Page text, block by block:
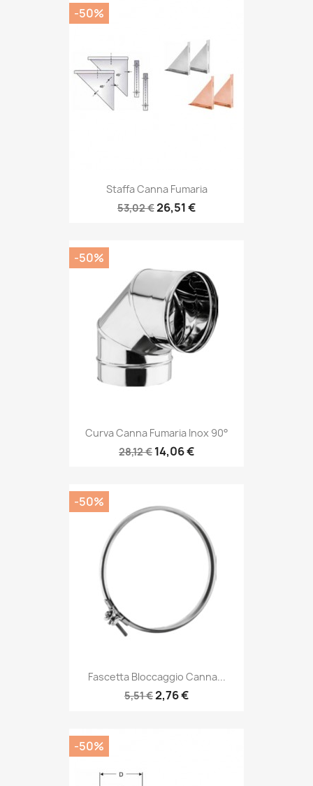
Staffa Canna Fumaria
53,02 €26,51 €
-50%
Curva Canna Fumaria Inox 90°
28,12 € 14,06 €
-50%
Fascetta Bloccaggio Canna...
5,51 €2,76 €
-50%
-50%